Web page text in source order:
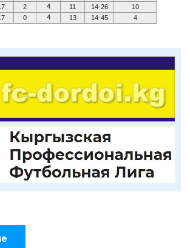
2 4 11 14-26
10
0 4 13 14-45 4